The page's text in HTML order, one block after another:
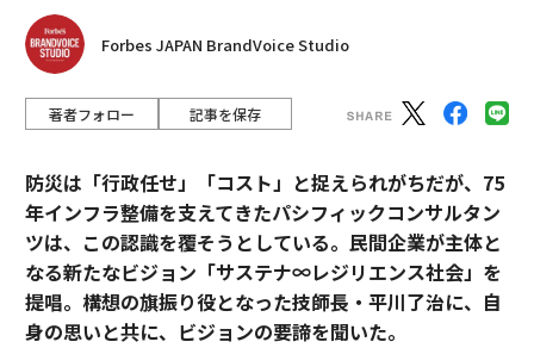
Forbes JAPAN BrandVoice Studio
著者フォロー 記事を保存
防災は「行政任せ」「コスト」と捉えられがちだが、75
年インフラ整備を支えてきたパシフィックコンサルタン
ツは、この認識を覆そうとしている。民間企業が主体と
なる新たなビジョン「サステナ∞レジリエンス社会」を
提唱。構想の旗振り役となった技師長・平川了治に、自
身の思いと共に、ビジョンの要諦を聞いた。